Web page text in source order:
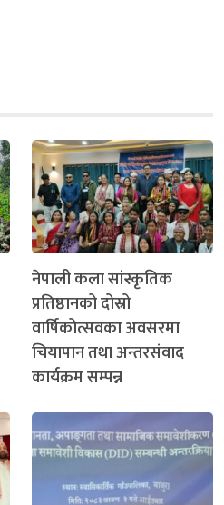
नेपाली कला सांस्कृतिक
प्रतिष्ठानको दोस्रो
वार्षिकोत्सवका अवसरमा
चियापान तथा अन्तरसंवाद
कार्यक्रम सम्पन्न